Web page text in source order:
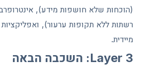
(הוכחות שלא חושפות מידע),
רשתות ללא תקופות ערעור),
מיידית.
Layer 3: השכבה הבאה